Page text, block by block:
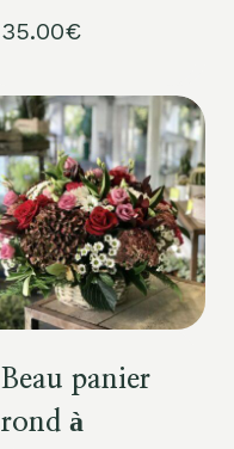
35.00€
Beau panier
rond à